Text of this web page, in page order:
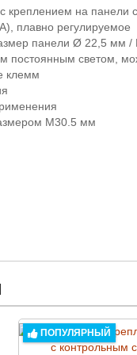
креплением на панели
плавно регулируемое
панели Ø 22,5 мм /
постоянным светом,
клемм
M30.5 мм
ПОПУЛЯРНЫЙ